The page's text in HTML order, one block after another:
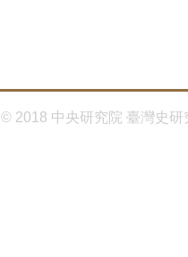
© 2018 中央研究院 臺灣史研